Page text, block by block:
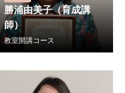
勝浦由美子（育成講
師）
教室開講コース